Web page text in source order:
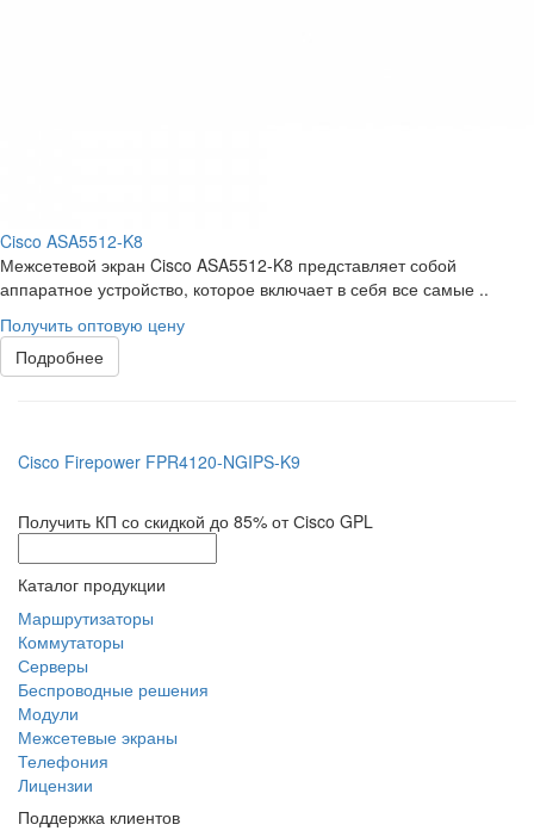
Cisco ASA5512-K8
Межсетевой экран Cisco ASA5512-K8 представляет собой
аппаратное устройство, которое включает в себя все самые ..
Получить оптовую цену
Подробнее
Cisco Firepower FPR4120-NGIPS-K9
Получить КП со скидкой до 85% от Сisco GPL
Каталог продукции
Маршрутизаторы
Коммутаторы
Серверы
Беспроводные решения
Модули
Межсетевые экраны
Телефония
Лицензии
Поддержка клиентов